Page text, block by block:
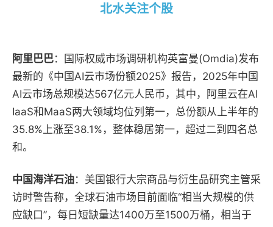
北水关注个股
阿里巴巴：国际权威市场调研机构英富曼(Omdia)发布
最新的《中国AI云市场份额2025》报告，2025年中国
AI云市场总规模达567亿元人民币，其中，阿里云在AI
IaaS和MaaS两大领域均位列第一，总份额从上半年的
35.8%上涨至38.1%，整体稳居第一，超过二到四名总
和。
中国海洋石油：美国银行大宗商品与衍生品研究主管采
访时警告称，全球石油市场目前面临“相当大规模的供
应缺口”，每日短缺量达1400万至1500万桶，相当于